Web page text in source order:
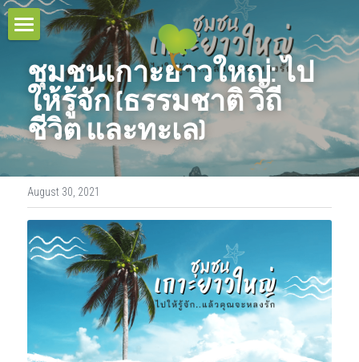
TOUR COLLECTIONS
THE URBAN TOURS
CULTURAL VILLAGE TOURS
HOMESTAY EXPERIENCES
MULTI-DAYS TOURS
EDUCATIONAL TOURS
PROJECT & SERVICES
RESPONSIBLE TRAVEL
OUR BELIEFS
OUR MISSIONS
OUR AWARDS
OUR SUSTAINABILITY POLICY
CONTACT
CONTACT US
TEAM
Search
ชุมชนเกาะยาวใหญ่: ไป
ให้รู้จัก (ธรรมชาติ วิถี
ชีวิต และทะเล)
August 30, 2021